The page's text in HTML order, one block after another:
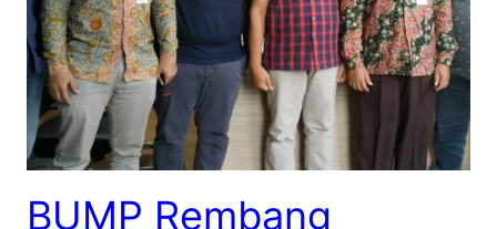
BUMP Rembang